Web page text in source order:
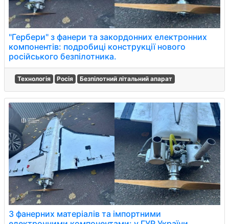
"Гербери" з фанери та закордонних електронних
компонентів: подробиці конструкції нового
російського безпілотника.
Технологія Росія Безпілотний літальний апарат
З фанерних матеріалів та імпортними